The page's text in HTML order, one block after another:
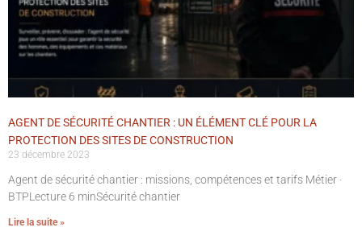
AGENT DE SÉCURITÉ CHANTIER : UN ÉLÉMENT CLÉ POUR LA
PROTECTION DES SITES DE CONSTRUCTION
23 décembre 2023
Agent de sécurité chantier : missions, compétences et tarifs Métier ·
BTPLecture 6 minSécurité chantier
Lire la suite »